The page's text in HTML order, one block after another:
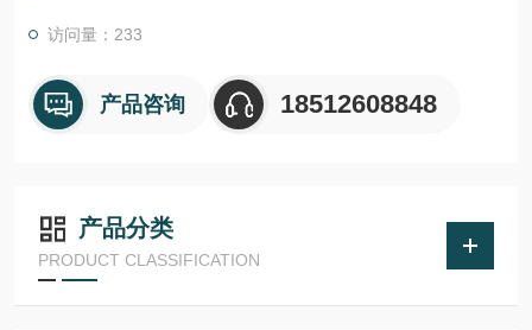
访问量：233
产品咨询 18512608848
产品分类
PRODUCT CLASSIFICATION